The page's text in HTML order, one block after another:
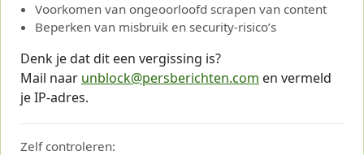
Voorkomen van ongeoorloofd scrapen van content
Beperken van misbruik en security-risico’s
Denk je dat dit een vergissing is?
Mail naar unblock@persberichten.com en vermeld
je IP-adres.
Zelf controleren: